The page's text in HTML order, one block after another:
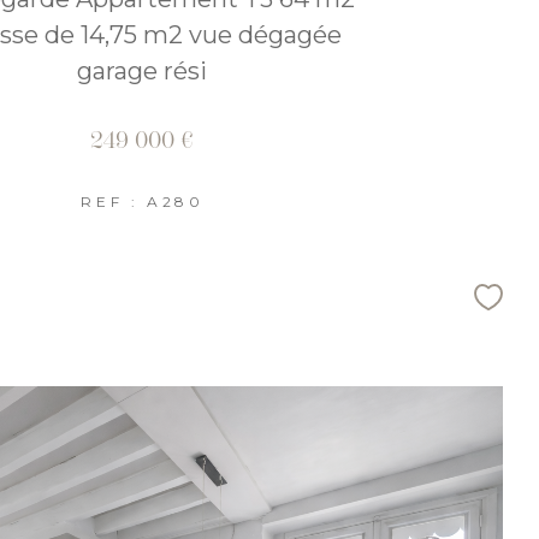
de 14,75 m2 vue dégagée
garage rési
249 000 €
REF : A280